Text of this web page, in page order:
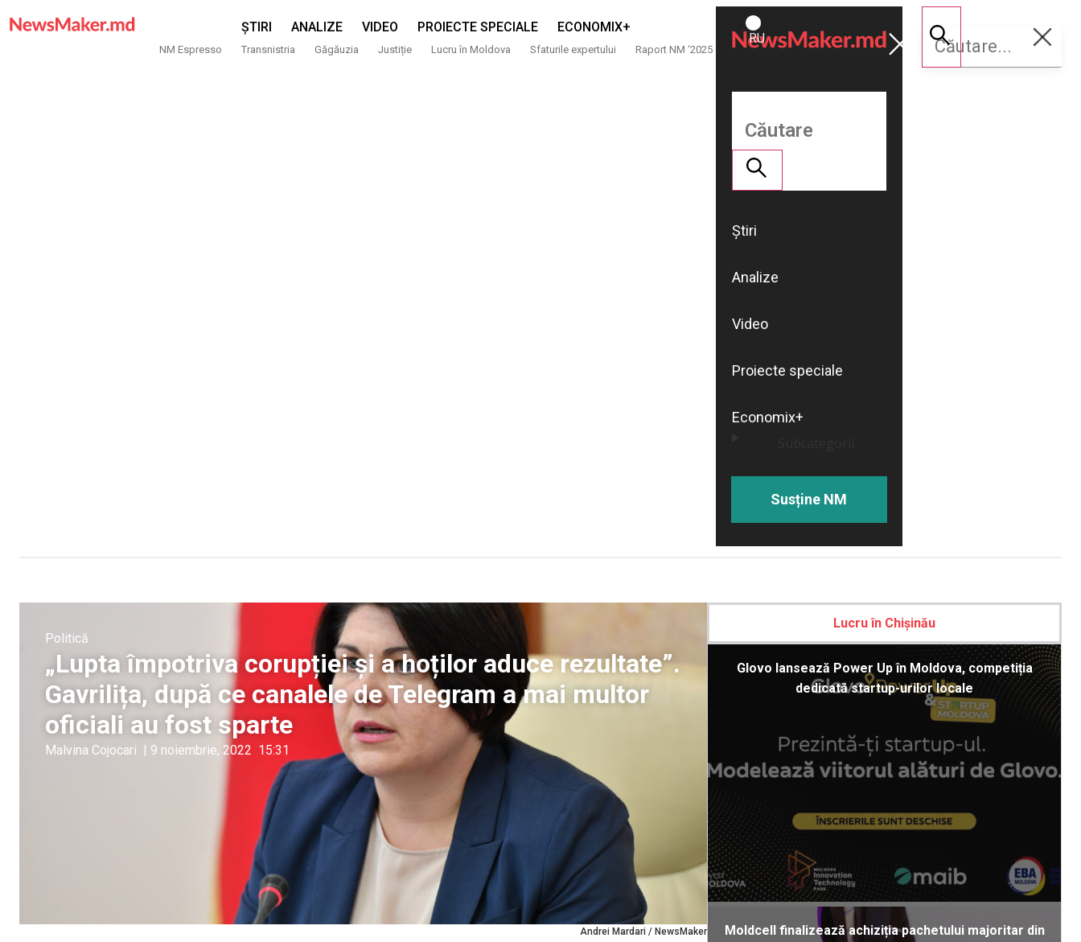
ȘTIRI ANALIZE VIDEO PROIECTE SPECIALE ECONOMIX+
NM Espresso Transnistria Găgăuzia Justiție Lucru în Moldova Sfaturile expertului Raport NM ‘2025
ROMÂNĂ
RU
Susține
NM
Știri
Analize
Video
Proiecte speciale
Economix+
Susține NM
Andrei Mardari / NewsMaker
Politică
„Lupta împotriva corupției și a hoților aduce rezultate”.
Gavrilița, după ce canalele de Telegram a mai multor
oficiali au fost sparte
Malvina Cojocari | 9 noiembrie, 2022 15:31
Lucru în Chișinău
Glovo lansează Power Up în Moldova, competiția
dedicată startup-urilor locale
Moldcell finalizează achiziția pachetului majoritar din